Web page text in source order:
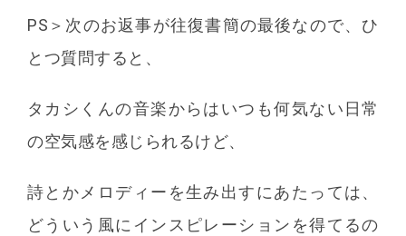
PS＞次のお返事が往復書簡の最後なので、ひ
とつ質問すると、
タカシくんの音楽からはいつも何気ない日常
の空気感を感じられるけど、
詩とかメロディーを生み出すにあたっては、
どういう風にインスピレーションを得てるの